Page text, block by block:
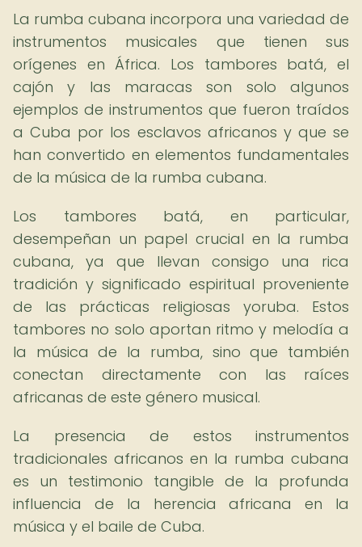
La rumba cubana incorpora una variedad de
instrumentos musicales que tienen sus
orígenes en África. Los tambores batá, el
cajón y las maracas son solo algunos
ejemplos de instrumentos que fueron traídos
a Cuba por los esclavos africanos y que se
han convertido en elementos fundamentales
de la música de la rumba cubana.
Los tambores batá, en particular,
desempeñan un papel crucial en la rumba
cubana, ya que llevan consigo una rica
tradición y significado espiritual proveniente
de las prácticas religiosas yoruba. Estos
tambores no solo aportan ritmo y melodía a
la música de la rumba, sino que también
conectan directamente con las raíces
africanas de este género musical.
La presencia de estos instrumentos
tradicionales africanos en la rumba cubana
es un testimonio tangible de la profunda
influencia de la herencia africana en la
música y el baile de Cuba.